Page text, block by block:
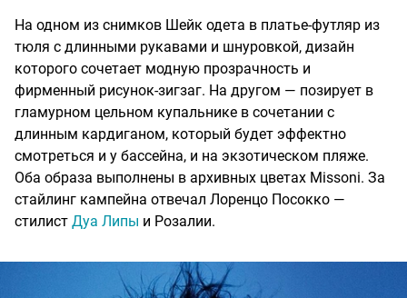
На одном из снимков Шейк одета в платье-футляр из
тюля с длинными рукавами и шнуровкой, дизайн
которого сочетает модную прозрачность и
фирменный рисунок-зигзаг. На другом — позирует в
гламурном цельном купальнике в сочетании с
длинным кардиганом, который будет эффектно
смотреться и у бассейна, и на экзотическом пляже.
Оба образа выполнены в архивных цветах Missoni. За
стайлинг кампейна отвечал Лоренцо Посокко —
стилист Дуа Липы и Розалии.